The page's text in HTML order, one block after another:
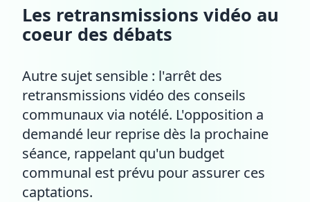
Les retransmissions vidéo au
coeur des débats
Autre sujet sensible : l'arrêt des
retransmissions vidéo des conseils
communaux via notélé. L'opposition a
demandé leur reprise dès la prochaine
séance, rappelant qu'un budget
communal est prévu pour assurer ces
captations.